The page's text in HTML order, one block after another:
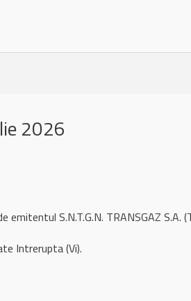
2026
emitentul S.N.T.G.N. TRANSGAZ
Intrerupta (Vi).